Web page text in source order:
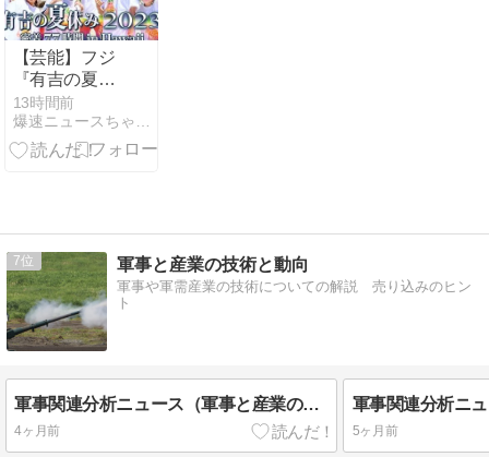
【芸能】フジ
『有吉の夏休
み』フワちゃ
ん復帰説が急
浮上
13時間前
7 軍事と産業の技術と動向
軍事や軍需産業の技術についての解説 売り込みのヒン
ト
軍事関連分析ニュース（軍事と産業の技術と動向）（２３）令和８年４月１２日～
4ヶ月前 5ヶ月前